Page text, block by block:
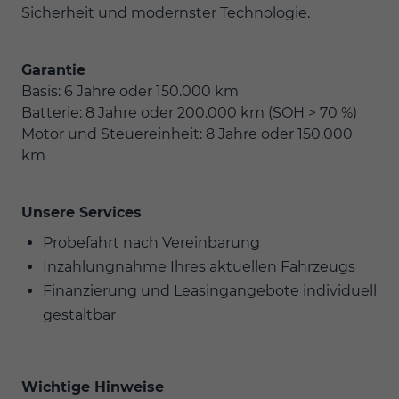
Sicherheit und modernster Technologie.
Garantie
Basis: 6 Jahre oder 150.000 km
Batterie: 8 Jahre oder 200.000 km (SOH > 70 %)
Motor und Steuereinheit: 8 Jahre oder 150.000
km
Unsere Services
Probefahrt nach Vereinbarung
Inzahlungnahme Ihres aktuellen Fahrzeugs
Finanzierung und Leasingangebote individuell
gestaltbar
Wichtige Hinweise